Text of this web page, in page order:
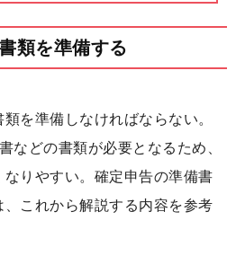
類を準備する
を準備しなければならない。
などの書類が必要となるため、
りやすい。確定申告の準備書
これから解説する内容を参考